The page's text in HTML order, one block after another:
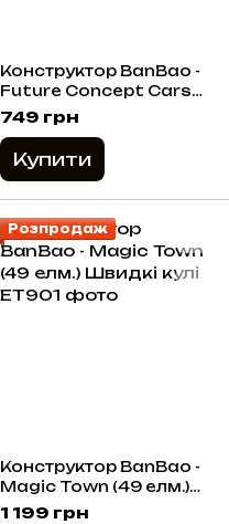
Конструктор BanBao -
Future Concept Cars
(337 елм.) Аполло
749 грн
Купити
Розпродаж
Конструктор BanBao -
Magic Town (49 елм.)
Швидкі кулі
1 199 грн